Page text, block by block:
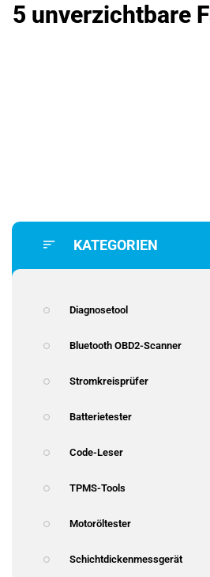
5 unverzichtbare
KATEGORIEN
Diagnosetool
Bluetooth OBD2-Scanner
Stromkreisprüfer
Batterietester
Code-Leser
TPMS-Tools
Motoröltester
Schichtdickenmessgerät